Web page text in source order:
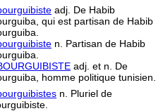
adj. De Habib
qui est partisan de Habib
n. Partisan de Habib
adj. et n. De
homme politique tunisien.
n. Pluriel de